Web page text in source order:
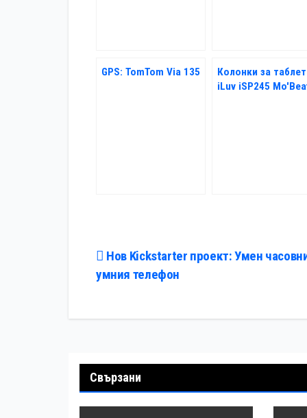
GPS: TomTom Via 135
Колонки за
iLuv iSP245
Навигация
Нов Kickstarter проект: Умен
умния телефон
Свързани